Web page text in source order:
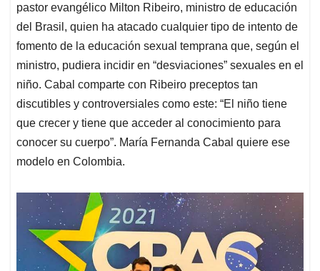
pastor evangélico Milton Ribeiro, ministro de educación
del Brasil, quien ha atacado cualquier tipo de intento de
fomento de la educación sexual temprana que, según el
ministro, pudiera incidir en “desviaciones” sexuales en el
niño. Cabal comparte con Ribeiro preceptos tan
discutibles y controversiales como este: “El niño tiene
que crecer y tiene que acceder al conocimiento para
conocer su cuerpo”. María Fernanda Cabal quiere ese
modelo en Colombia.